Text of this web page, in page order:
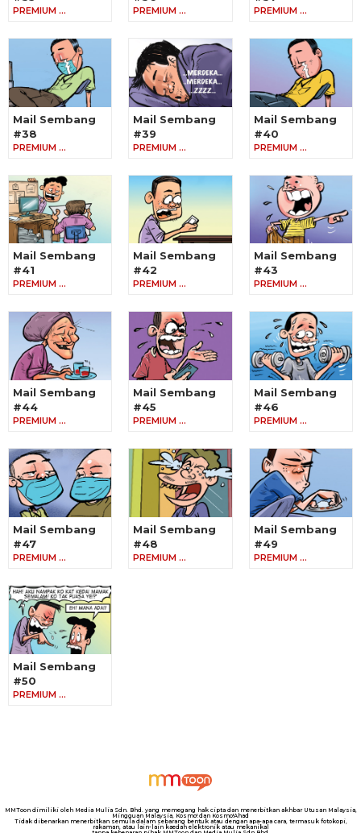
PREMIUM … PREMIUM … PREMIUM …
Mail Sembang
#38
PREMIUM …
Mail Sembang
#39
PREMIUM …
Mail Sembang
#40
PREMIUM …
Mail Sembang
#41
PREMIUM …
Mail Sembang
#42
PREMIUM …
Mail Sembang
#43
PREMIUM …
Mail Sembang
#44
PREMIUM …
Mail Sembang
#45
PREMIUM …
Mail Sembang
#46
PREMIUM …
Mail Sembang
#47
PREMIUM …
Mail Sembang
#48
PREMIUM …
Mail Sembang
#49
PREMIUM …
Mail Sembang
#50
PREMIUM …
MMToon dimiliki oleh Media Mulia Sdn. Bhd. yang memegang hak cipta dan menerbitkan akhbar Utusan Malaysia,
Mingguan Malaysia, Kosmo! dan Kosmo!Ahad
Tidak dibenarkan menerbitkan semula dalam sebarang bentuk atau dengan apa-apa cara, termasuk fotokopi,
rakaman, atau lain-lain kaedah elektronik atau mekanikal